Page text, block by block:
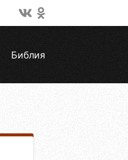
Библия